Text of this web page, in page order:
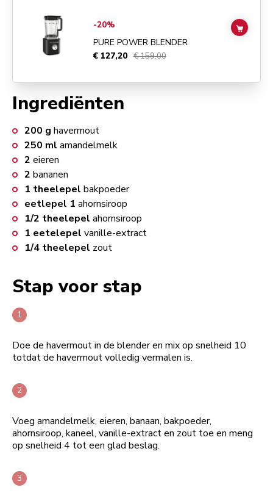
Ingrediënten
200 g havermout
250 ml amandelmelk
2 eieren
2 bananen
1 theelepel bakpoeder
eetlepel 1 ahornsiroop
1/2 theelepel ahornsiroop
1 eetelepel vanille-extract
1/4 theelepel zout
Stap voor stap
Doe de havermout in de blender en mix op snelheid 10
totdat de havermout volledig vermalen is.
Voeg amandelmelk, eieren, banaan, bakpoeder,
ahornsiroop, kaneel, vanille-extract en zout toe en meng
op snelheid 4 tot een glad beslag.
Go toPure Power Blender
-20%
PURE POWER BLENDER
€ 127,20 € 159,00
ADD